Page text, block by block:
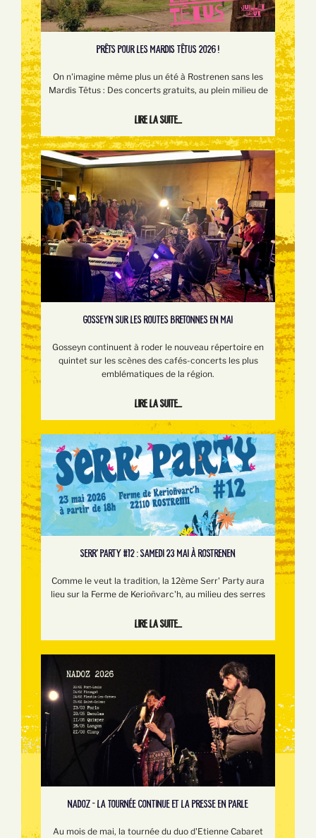
PRÊTS POUR LES MARDIS TÊTUS 2026 !
On n'imagine même plus un été à Rostrenen sans les
Mardis Têtus : Des concerts gratuits, au plein milieu de
Lire la suite...
GOSSEYN SUR LES ROUTES BRETONNES EN MAI
Gosseyn continuent à roder le nouveau répertoire en
quintet sur les scènes des cafés-concerts les plus
emblématiques de la région.
Lire la suite...
SERR’ PARTY #12 : SAMEDI 23 MAI À ROSTRENEN
Comme le veut la tradition, la 12ème Serr' Party aura
lieu sur la Ferme de Kerioñvarc'h, au milieu des serres
Lire la suite...
NADOZ - LA TOURNÉE CONTINUE ET LA PRESSE EN PARLE
Au mois de mai, la tournée du duo d'Etienne Cabaret